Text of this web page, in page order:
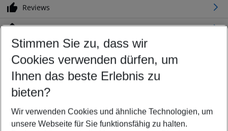
Reviews
Location
Customize your offer
Find the perfect deal which suits your best
Your departure airport
Any airport
Select your date range
09/08/26–07/08/27 5-8 nights
Stimmen Sie zu, dass wir
Cookies verwenden dürfen, um
Ihnen das beste Erlebnis zu
bieten?
Wir verwenden Cookies und ähnliche Technologien, um
unsere Webseite für Sie funktionsfähig zu halten.